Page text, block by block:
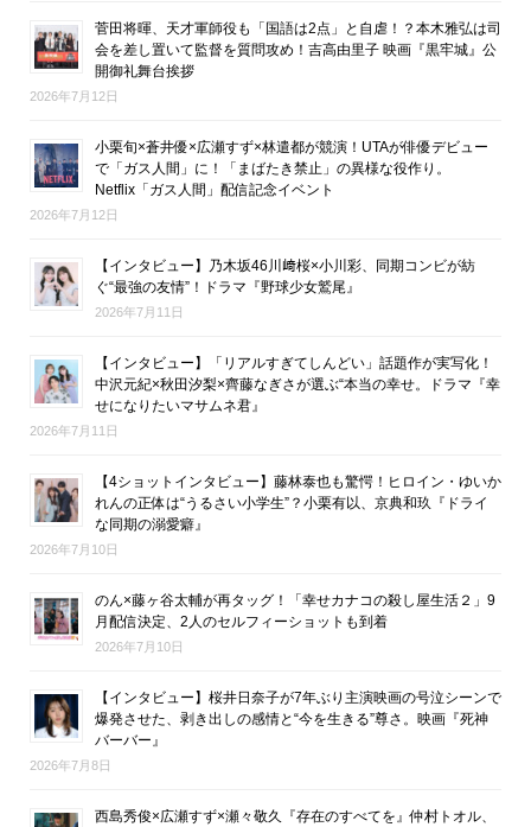
菅田将暉、天才軍師役も「国語は2点」と自虐！？本木雅弘は司
会を差し置いて監督を質問攻め！吉高由里子 映画『黒牢城』公
開御礼舞台挨拶
2026年7月12日
小栗旬×蒼井優×広瀬すず×林遣都が競演！UTAが俳優デビュー
で「ガス人間」に！「まばたき禁止」の異様な役作り。
Netflix「ガス人間」配信記念イベント
2026年7月12日
【インタビュー】乃木坂46川﨑桜×小川彩、同期コンビが紡
ぐ“最強の友情”！ドラマ『野球少女鷲尾』
2026年7月11日
【インタビュー】「リアルすぎてしんどい」話題作が実写化！
中沢元紀×秋田汐梨×齊藤なぎさが選ぶ“本当の幸せ。ドラマ『幸
せになりたいマサムネ君』
2026年7月11日
【4ショットインタビュー】藤林泰也も驚愕！ヒロイン・ゆいか
れんの正体は“うるさい小学生”？小栗有以、京典和玖『ドライ
な同期の溺愛癖』
2026年7月10日
のん×藤ヶ谷太輔が再タッグ！「幸せカナコの殺し屋生活２」9
月配信決定、2人のセルフィーショットも到着
2026年7月10日
【インタビュー】桜井日奈子が7年ぶり主演映画の号泣シーンで
爆発させた、剥き出しの感情と“今を生きる”尊さ。映画『死神
バーバー』
2026年7月8日
西島秀俊×広瀬すず×瀬々敬久『存在のすべてを』仲村トオル、